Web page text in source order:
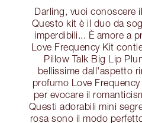
Darling, vuoi conoscere
Questo kit è il duo da
imperdibili... È amore a
Love Frequency Kit
Pillow Talk Big Lip
bellissime dall'aspetto
profumo Love
per evocare il
Questi adorabili mini
rosa sono il modo